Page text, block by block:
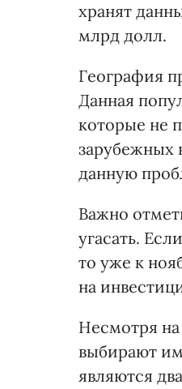
хранят
млрд долл.
География
Данная
которые не
зарубежных
данную
Важно
угасать.
то уже к
на
Несмотря
выбирают
являются